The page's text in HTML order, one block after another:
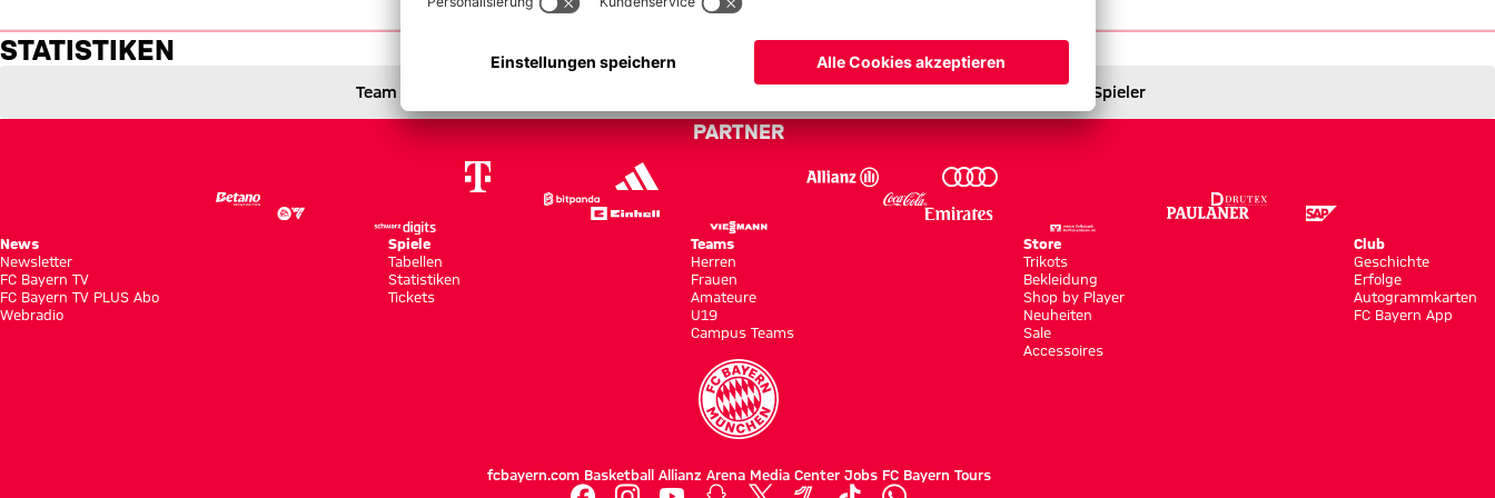
FC Bayern München gegen TSG Hoffenheim
Statistiken: FC Bayern vs. Hoffenheim - Bundesliga 21/22
STATISTIKEN
Team Spieler
PARTNER
News
Newsletter
FC Bayern TV
FC Bayern TV PLUS Abo
Webradio
Spiele
Tabellen
Statistiken
Tickets
Teams
Herren
Frauen
Amateure
U19
Campus Teams
Store
Trikots
Bekleidung
Shop by Player
Neuheiten
Sale
Accessoires
Club
Geschichte
Erfolge
Autogrammkarten
FC Bayern App
fcbayern.com Basketball Allianz Arena Media Center Jobs FC Bayern Tours